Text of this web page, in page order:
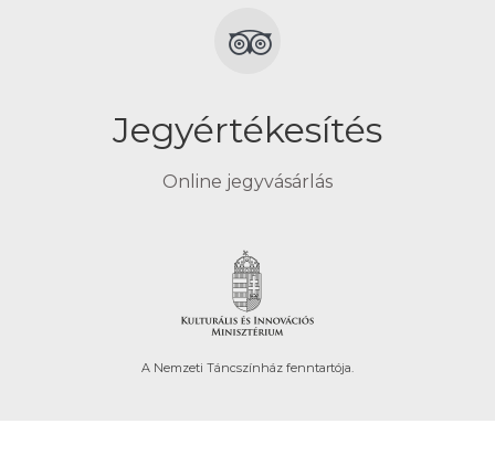
Jegyértékesítés
Online jegyvásárlás
A Nemzeti Táncszínház fenntartója.